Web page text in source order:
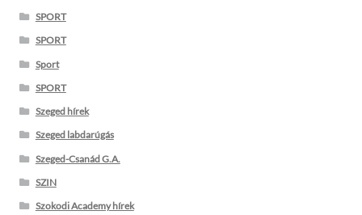
SPORT
SPORT
Sport
SPORT
Szeged hírek
Szeged labdarúgás
Szeged-Csanád G.A.
SZIN
Szokodi Academy hírek